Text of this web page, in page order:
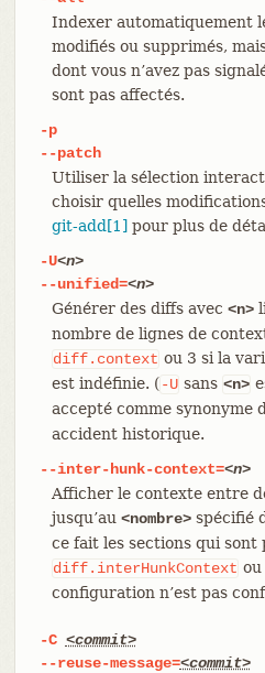
Indexer automatiquement
modifiés ou supprimés,
dont vous n’avez pas
sont pas affectés.
-p
--patch
Utiliser la sélection
choisir quelles
git-add[1] pour plus de
-U<n>
--unified=<n>
Générer des diffs avec <n>
nombre de lignes de
diff.context ou 3 si la
est indéfinie. ( -U sans <n>
accepté comme synonyme
accident historique.
--inter-hunk-context=<n>
Afficher le contexte entre
jusqu’au <nombre>spécifié
ce fait les sections qui sont
diff.interHunkContext ou
configuration n’est pas
-C <commit>
--reuse-message=<commit>